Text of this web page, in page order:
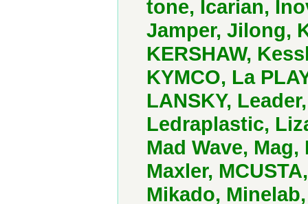
tone, Icarian,
Jamper, Jilong,
KERSHAW,
KYMCO, La
LANSKY,
Ledraplastic,
Mad Wave,
Maxler,
Mikado,